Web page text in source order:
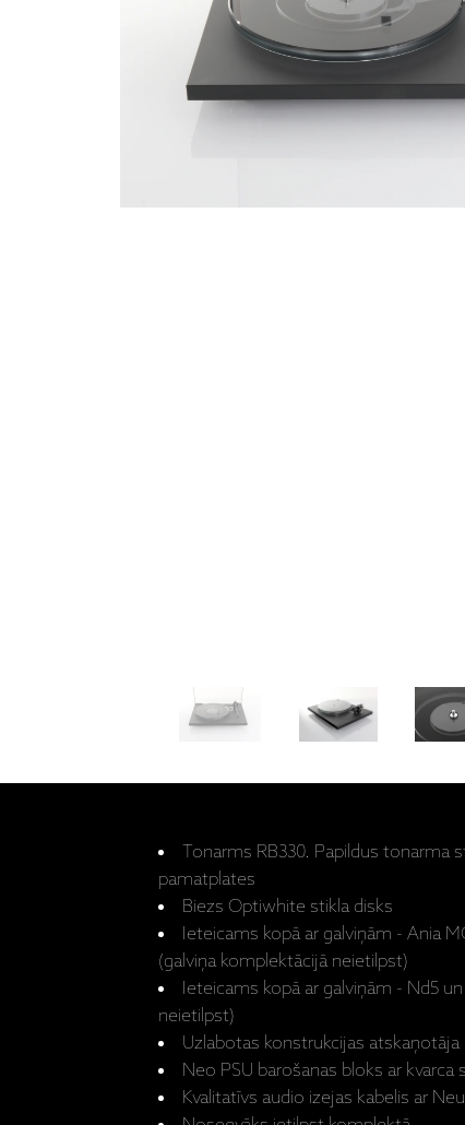
Tonarms RB330. Papildus tonarma
pamatplates
Biezs Optiwhite stikla disks
Ieteicams kopā ar galviņām - Ania
(galviņa komplektācijā neietilpst)
Ieteicams kopā ar galviņām - Nd5
neietilpst)
Uzlabotas konstrukcijas
Neo PSU barošanas bloks ar kvarca
Kvalitatīvs audio izejas kabelis ar